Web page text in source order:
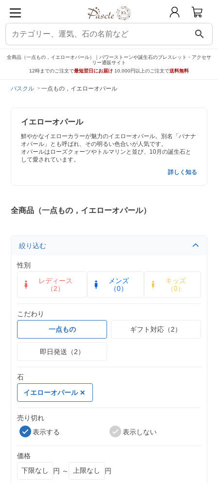
search
全商品（一点もの，イエローオパール）｜パワーストーンや誕生石のブレスレット・アクセサ
リー通販サイト
12時までのご注文で最短翌日にお届け 10,000円以上のご注文で送料無料
パスクル 一点もの，イエローオパール
イエローオパール
鮮やかなイエローカラーが魅力のイエローオパール。別名「バナナ
オパール」とも呼ばれ、その明るい色合いが人気です。
オパールはローズクォーツやトルマリンと並び、10月の誕生石と
して愛されています。
詳しく知る
全商品（一点もの，イエローオパール）
絞り込む
性別
レディース
（2）
メンズ
（0）
キッズ
（0）
こだわり
一点もの
ギフト対応（2）
即日発送（2）
石
イエローオパール
売り切れ
表示する
表示しない
価格
円 ～
円